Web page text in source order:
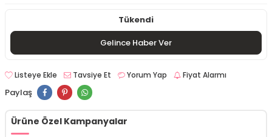
Tükendi
Gelince Haber Ver
Listeye Ekle Tavsiye Et Yorum Yap Fiyat Alarmı
Paylaş
Ürüne Özel Kampanyalar